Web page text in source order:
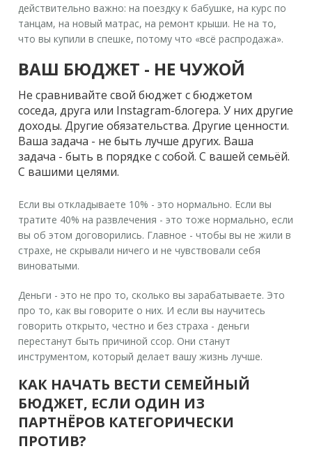
действительно важно: на поездку к бабушке, на курс по
танцам, на новый матрас, на ремонт крыши. Не на то,
что вы купили в спешке, потому что «всё распродажа».
ВАШ БЮДЖЕТ - НЕ ЧУЖОЙ
Не сравнивайте свой бюджет с бюджетом
соседа, друга или Instagram-блогера. У них другие
доходы. Другие обязательства. Другие ценности.
Ваша задача - не быть лучше других. Ваша
задача - быть в порядке с собой. С вашей семьёй.
С вашими целями.
Если вы откладываете 10% - это нормально. Если вы
тратите 40% на развлечения - это тоже нормально, если
вы об этом договорились. Главное - чтобы вы не жили в
страхе, не скрывали ничего и не чувствовали себя
виноватыми.
Деньги - это не про то, сколько вы зарабатываете. Это
про то, как вы говорите о них. И если вы научитесь
говорить открыто, честно и без страха - деньги
перестанут быть причиной ссор. Они станут
инструментом, который делает вашу жизнь лучше.
КАК НАЧАТЬ ВЕСТИ СЕМЕЙНЫЙ
БЮДЖЕТ, ЕСЛИ ОДИН ИЗ
ПАРТНЁРОВ КАТЕГОРИЧЕСКИ
ПРОТИВ?